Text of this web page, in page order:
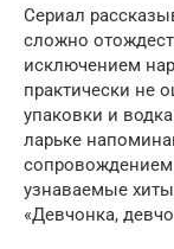
Сериал
сложно
исключением
практически не
упаковки и
ларьке
сопровождением
узнаваемые
«Девчонка,